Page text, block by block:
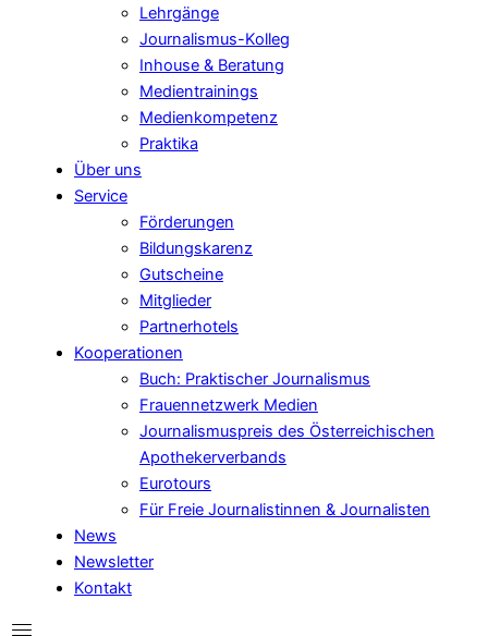
Lehrgänge
Journalismus-Kolleg
Inhouse & Beratung
Medientrainings
Medienkompetenz
Praktika
Über uns
Service
Förderungen
Bildungskarenz
Gutscheine
Mitglieder
Partnerhotels
Kooperationen
Buch: Praktischer Journalismus
Frauennetzwerk Medien
Journalismuspreis des Österreichischen
Apothekerverbands
Eurotours
Für Freie Journalistinnen & Journalisten
News
Newsletter
Kontakt